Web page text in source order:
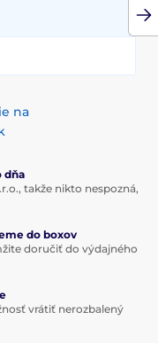
na
dňa
takže nikto nespozná,
do boxov
doručiť do výdajného
vrátiť nerozbalený